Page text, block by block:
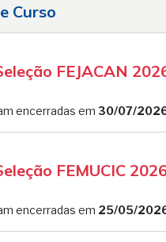
Curso
FEJACAN
encerradas em 30/07/
FEMUCIC
encerradas em 25/05/